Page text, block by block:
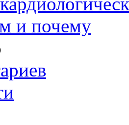
и почему